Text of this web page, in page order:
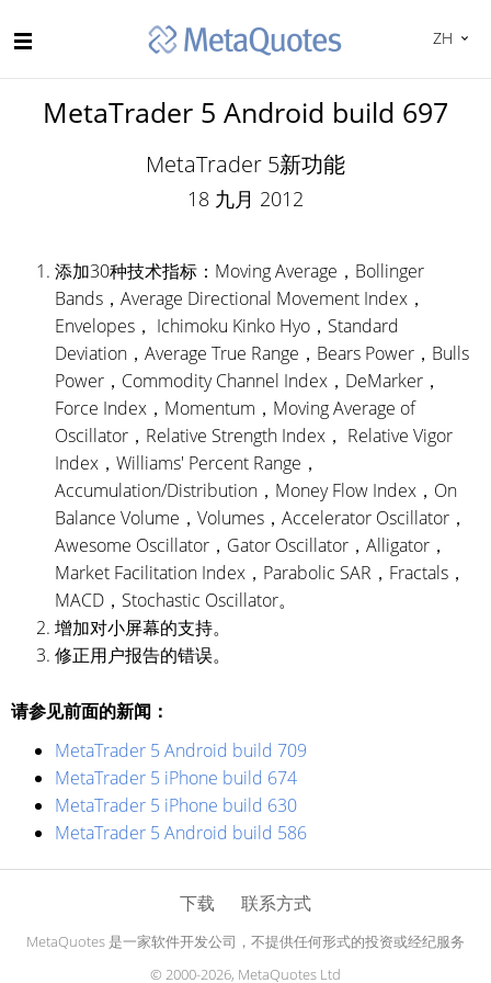
ZH
MetaTrader 5 Android build 697
MetaTrader 5新功能
18 九月 2012
添加30种技术指标：Moving Average，Bollinger
Bands，Average Directional Movement Index，
Envelopes， Ichimoku Kinko Hyo，Standard
Deviation，Average True Range，Bears Power，Bulls
Power，Commodity Channel Index，DeMarker，
Force Index，Momentum，Moving Average of
Oscillator，Relative Strength Index， Relative Vigor
Index，Williams' Percent Range，
Accumulation/Distribution，Money Flow Index，On
Balance Volume，Volumes，Accelerator Oscillator，
Awesome Oscillator，Gator Oscillator，Alligator，
Market Facilitation Index，Parabolic SAR，Fractals，
MACD，Stochastic Oscillator。
增加对小屏幕的支持。
修正用户报告的错误。
请参见前面的新闻：
MetaTrader 5 Android build 709
MetaTrader 5 iPhone build 674
MetaTrader 5 iPhone build 630
MetaTrader 5 Android build 586
下载 联系方式
MetaQuotes 是一家软件开发公司，不提供任何形式的投资或经纪服务
© 2000-2026, MetaQuotes Ltd